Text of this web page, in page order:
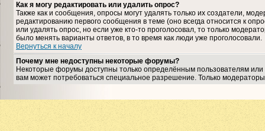
Как я могу редактировать или удалить опрос?
Также как и сообщения, опросы могут удалять только их создатели,
редактированию первого сообщения в теме (оно всегда относится к
или удалять опрос, но если уже кто-то проголосовал, то только
было менять варианты ответов, в то время как люди уже проголосовали.
Вернуться к началу
Почему мне недоступны некоторые форумы?
Некоторые форумы доступны только определённым пользователям
вам может потребоваться специальное разрешение. Только